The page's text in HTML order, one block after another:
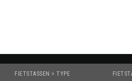
FIETSTASSEN > TYPE